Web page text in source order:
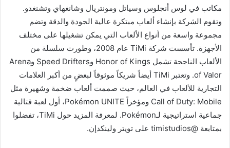
مكاتب في لوس أنجلوس وسياتل ومونتريال وشانغهاي وتشنغدو.
وتقوم الشركة بإنشاء ألعاب مبتكرة عالية الجودة والدقة وتضم
مجموعة واسعة من أنواع الألعاب التي يمكن تشغيلها على مختلف
الأجهزة. تأسست شركة TiMi عام 2008، وطورت سلسلة من
الألعاب الناجحة تشمل Honor of Kings وSpeed Drifters وArena
of Valor. وتعتبر TiMi أيضاً شريكاً موثوقاً لبعضٍ من أكبر العلامات
التجارية للألعاب في العالم، حيث صممت ألعاب ضخمة وشهيرة مثل
Call of Duty: Mobile ومؤخراً Pokémon UNITE، أول لعبة قتالية
جماعية استراتيجية لـPokémon. لمعرفة المزيد حول TiMi، تفضلوا
بمتابعة @timistudios على تويتر ولينكدإن.